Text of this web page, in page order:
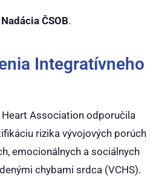
Nadácia ČSOB.
Integratívneho
Association odporučila
rizika vývojových porúch
emocionálnych a sociálnych
chybami srdca (VCHS).